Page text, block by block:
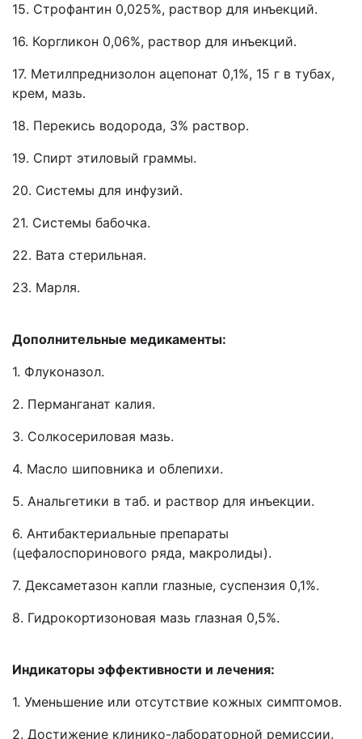
15. Строфантин 0,025%, раствор для инъекций.
16. Коргликон 0,06%, раствор для инъекций.
17. Метилпреднизолон ацепонат 0,1%, 15 г в тубах,
крем, мазь.
18. Перекись водорода, 3% раствор.
19. Спирт этиловый граммы.
20. Системы для инфузий.
21. Системы бабочка.
22. Вата стерильная.
23. Марля.
Дополнительные медикаменты:
1. Флуконазол.
2. Перманганат калия.
3. Солкосериловая мазь.
4. Масло шиповника и облепихи.
5. Анальгетики в таб. и раствор для инъекции.
6. Антибактериальные препараты
(цефалоспоринового ряда, макролиды).
7. Дексаметазон капли глазные, суспензия 0,1%.
8. Гидрокортизоновая мазь глазная 0,5%.
Индикаторы эффективности и лечения:
1. Уменьшение или отсутствие кожных симптомов.
2. Достижение клинико-лабораторной ремиссии.